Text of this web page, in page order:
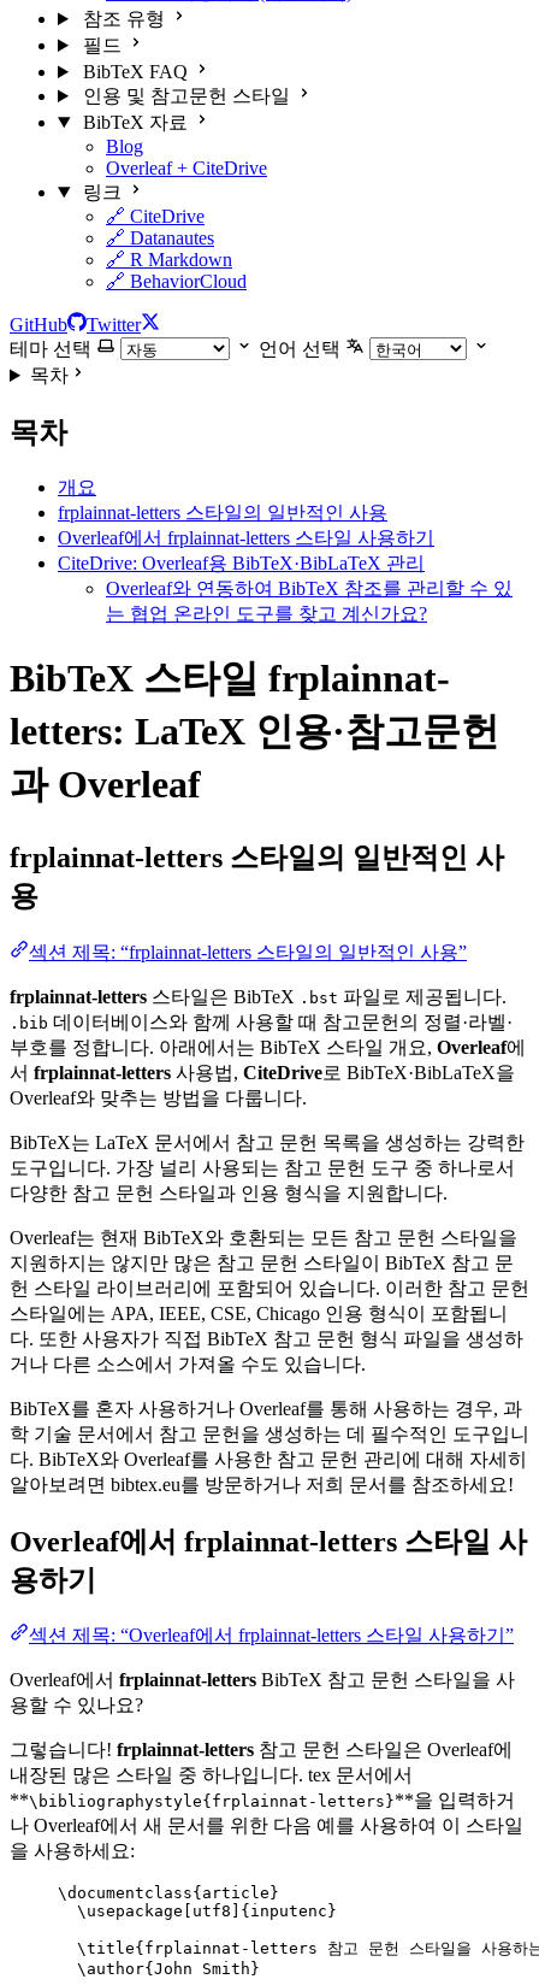
참조 유형
필드
BibTeX FAQ
인용 및 참고문헌 스타일
BibTeX 자료
Blog
Overleaf + CiteDrive
링크
🔗 CiteDrive
🔗 Datanautes
🔗 R Markdown
🔗 BehaviorCloud
GitHub
Twitter
테마 선택
언어 선택
목차
목차
개요
frplainnat-letters 스타일의 일반적인 사용
Overleaf에서 frplainnat-letters 스타일 사용하기
CiteDrive: Overleaf용 BibTeX·BibLaTeX 관리
Overleaf와 연동하여 BibTeX 참조를 관리할 수 있
는 협업 온라인 도구를 찾고 계신가요?
BibTeX 스타일 frplainnat-
letters: LaTeX 인용·참고문헌
과 Overleaf
frplainnat-letters 스타일의 일반적인 사
용
섹션 제목: “frplainnat-letters 스타일의 일반적인 사용”
frplainnat-letters 스타일은 BibTeX .bst 파일로 제공됩니다.
.bib 데이터베이스와 함께 사용할 때 참고문헌의 정렬·라벨·
부호를 정합니다. 아래에서는 BibTeX 스타일 개요, Overleaf에
서 frplainnat-letters 사용법, CiteDrive로 BibTeX·BibLaTeX을
Overleaf와 맞추는 방법을 다룹니다.
BibTeX는 LaTeX 문서에서 참고 문헌 목록을 생성하는 강력한
도구입니다. 가장 널리 사용되는 참고 문헌 도구 중 하나로서
다양한 참고 문헌 스타일과 인용 형식을 지원합니다.
Overleaf는 현재 BibTeX와 호환되는 모든 참고 문헌 스타일을
지원하지는 않지만 많은 참고 문헌 스타일이 BibTeX 참고 문
헌 스타일 라이브러리에 포함되어 있습니다. 이러한 참고 문헌
스타일에는 APA, IEEE, CSE, Chicago 인용 형식이 포함됩니
다. 또한 사용자가 직접 BibTeX 참고 문헌 형식 파일을 생성하
거나 다른 소스에서 가져올 수도 있습니다.
BibTeX를 혼자 사용하거나 Overleaf를 통해 사용하는 경우, 과
학 기술 문서에서 참고 문헌을 생성하는 데 필수적인 도구입니
다. BibTeX와 Overleaf를 사용한 참고 문헌 관리에 대해 자세히
알아보려면 bibtex.eu를 방문하거나 저희 문서를 참조하세요!
Overleaf에서 frplainnat-letters 스타일 사
용하기
섹션 제목: “Overleaf에서 frplainnat-letters 스타일 사용하기”
Overleaf에서 frplainnat-letters BibTeX 참고 문헌 스타일을 사
용할 수 있나요?
그렇습니다! frplainnat-letters 참고 문헌 스타일은 Overleaf에
내장된 많은 스타일 중 하나입니다. tex 문서에서
**\bibliographystyle{frplainnat-letters}**을 입력하거
나 Overleaf에서 새 문서를 위한 다음 예를 사용하여 이 스타일
을 사용하세요:
\documentclass{ article }
\usepackage
utf8 ]{ inputenc }
\title{frplainnat-letters 참고 문헌 스타일을 사용하
\author{John Smith}